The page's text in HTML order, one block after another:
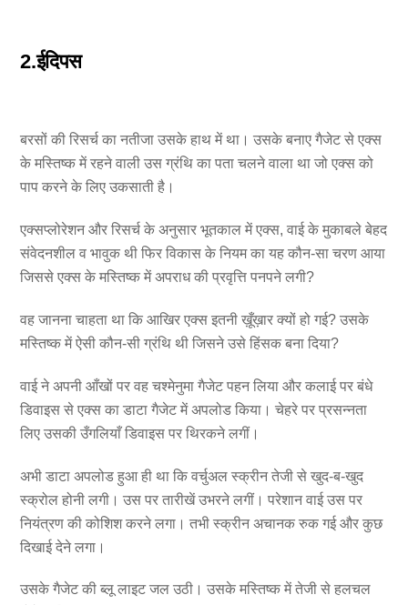
2.ईदिपस
बरसों की रिसर्च का नतीजा उसके हाथ में था। उसके बनाए गैजेट से एक्स
के मस्तिष्क में रहने वाली उस ग्रंथि का पता चलने वाला था जो एक्स को
पाप करने के लिए उकसाती है।
एक्सप्लोरेशन और रिसर्च के अनुसार भूतकाल में एक्स, वाई के मुकाबले बेहद
संवेदनशील व भावुक थी फिर विकास के नियम का यह कौन-सा चरण आया
जिससे एक्स के मस्तिष्क में अपराध की प्रवृत्ति पनपने लगी?
वह जानना चाहता था कि आखिर एक्स इतनी ख़ूँख़ार क्यों हो गई? उसके
मस्तिष्क में ऐसी कौन-सी ग्रंथि थी जिसने उसे हिंसक बना दिया?
वाई ने अपनी आँखों पर वह चश्मेनुमा गैजेट पहन लिया और कलाई पर बंधे
डिवाइस से एक्स का डाटा गैजेट में अपलोड किया। चेहरे पर प्रसन्नता
लिए उसकी उँगलियाँ डिवाइस पर थिरकने लगीं।
अभी डाटा अपलोड हुआ ही था कि वर्चुअल स्क्रीन तेजी से खुद-ब-खुद
स्क्रोल होनी लगी। उस पर तारीखें उभरने लगीं। परेशान वाई उस पर
नियंत्रण की कोशिश करने लगा। तभी स्क्रीन अचानक रुक गई और कुछ
दिखाई देने लगा।
उसके गैजेट की ब्लू लाइट जल उठी। उसके मस्तिष्क में तेजी से हलचल